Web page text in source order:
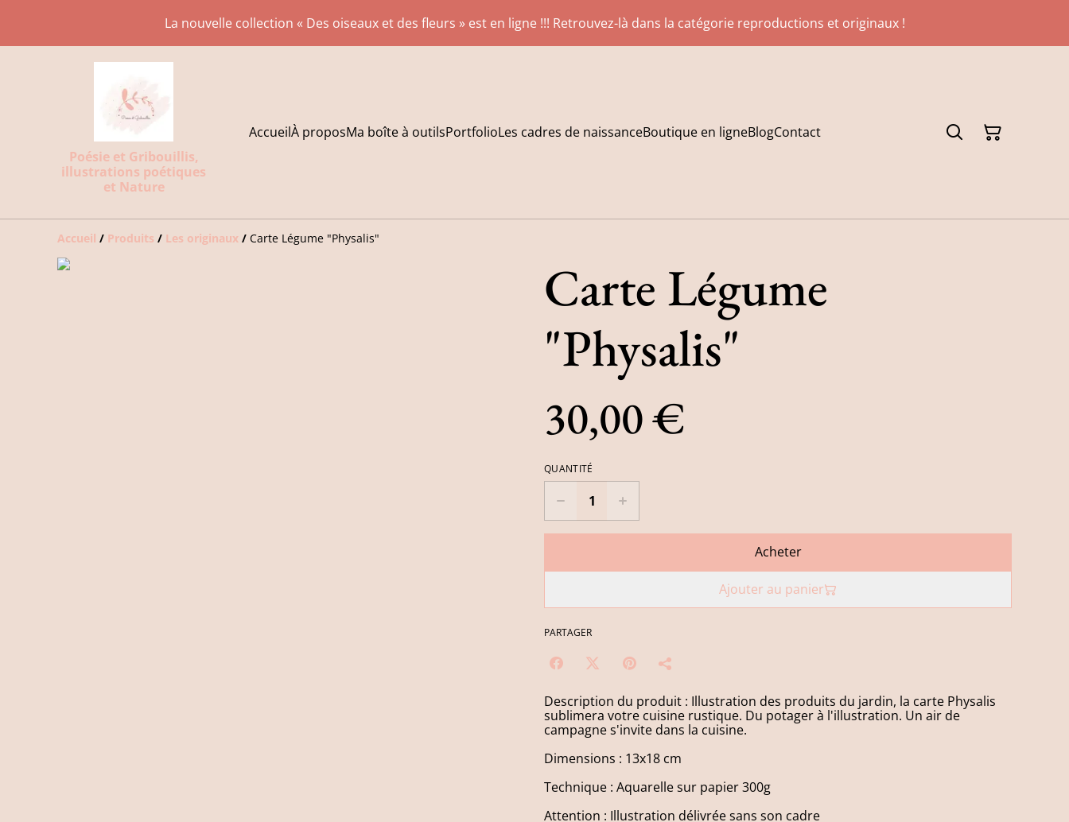
La nouvelle collection « Des oiseaux et des fleurs » est en ligne !!! Retrouvez-là dans la catégorie reproductions et originaux !
Poésie et Gribouillis,
illustrations poétiques
et Nature
AccueilÀ proposMa boîte à outilsPortfolioLes cadres de naissanceBoutique en ligneBlogContact
Accueil / Produits / Les originaux / Carte Légume "Physalis"
Carte Légume
"Physalis"
30,00 €
QUANTITÉ
Acheter
Ajouter au panier
PARTAGER
Description du produit : Illustration des produits du jardin, la carte Physalis
sublimera votre cuisine rustique. Du potager à l'illustration. Un air de
campagne s'invite dans la cuisine.
Dimensions : 13x18 cm
Technique : Aquarelle sur papier 300g
Attention : Illustration délivrée sans son cadre